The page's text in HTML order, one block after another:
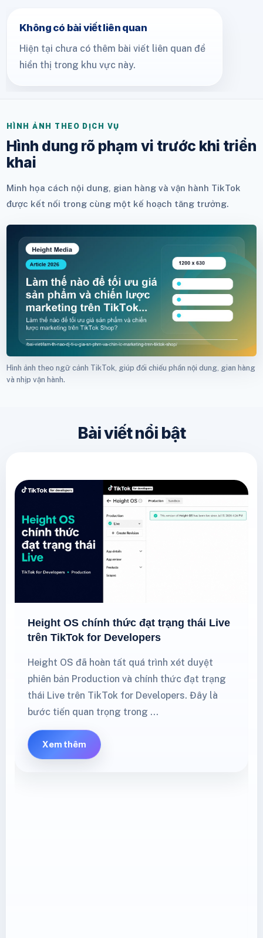
Không có bài viết liên quan
Hiện tại chưa có thêm bài viết liên quan để
hiển thị trong khu vực này.
HÌNH ẢNH THEO DỊCH VỤ
Hình dung rõ phạm vi trước khi triển
khai
Minh họa cách nội dung, gian hàng và vận hành TikTok
được kết nối trong cùng một kế hoạch tăng trưởng.
Hình ảnh theo ngữ cảnh TikTok, giúp đối chiếu phần nội dung, gian hàng
và nhịp vận hành.
Bài viết nổi bật
Height OS chính thức đạt trạng thái Live
trên TikTok for Developers
Height OS đã hoàn tất quá trình xét duyệt
phiên bản Production và chính thức đạt trạng
thái Live trên TikTok for Developers. Đây là
bước tiến quan trọng trong …
Xem thêm